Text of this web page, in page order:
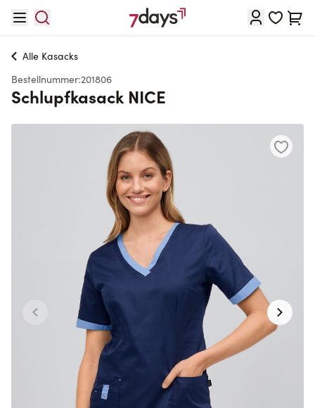
Alle Kasacks
Bestellnummer:201806
Schlupfkasack NICE